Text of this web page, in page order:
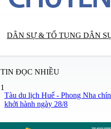
DÂN SỰ & TỐ TỤNG DÂN
TIN ĐỌC NHIỀU
1
Tàu du lịch Huế - Phong Nha
khởi hành ngày 28/8